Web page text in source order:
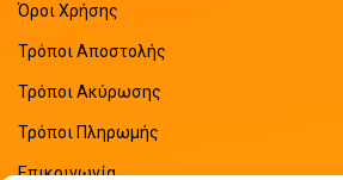
Όροι Χρήσης
Τρόποι Αποστολής
Τρόποι Ακύρωσης
Τρόποι Πληρωμής
Επικοινωνία